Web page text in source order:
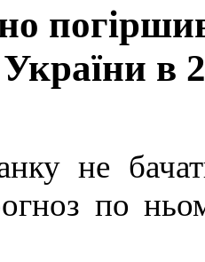
в
не
по